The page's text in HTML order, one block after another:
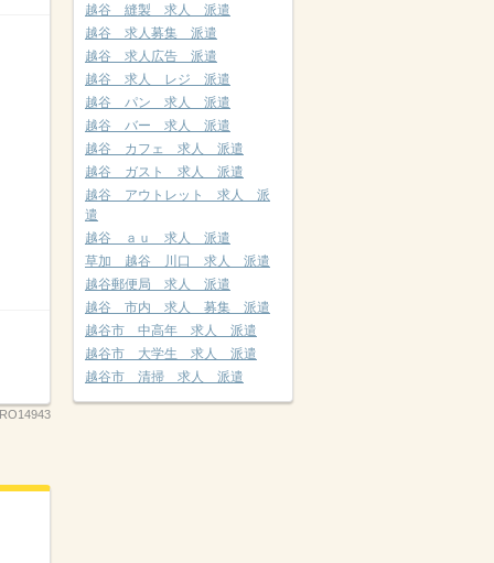
RO14943
越谷 縫製 求人 派遣
越谷 求人募集 派遣
越谷 求人広告 派遣
越谷 求人 レジ 派遣
越谷 パン 求人 派遣
越谷 バー 求人 派遣
越谷 カフェ 求人 派遣
越谷 ガスト 求人 派遣
越谷 アウトレット 求人 派
遣
越谷 ａｕ 求人 派遣
草加 越谷 川口 求人 派遣
越谷郵便局 求人 派遣
越谷 市内 求人 募集 派遣
越谷市 中高年 求人 派遣
越谷市 大学生 求人 派遣
越谷市 清掃 求人 派遣